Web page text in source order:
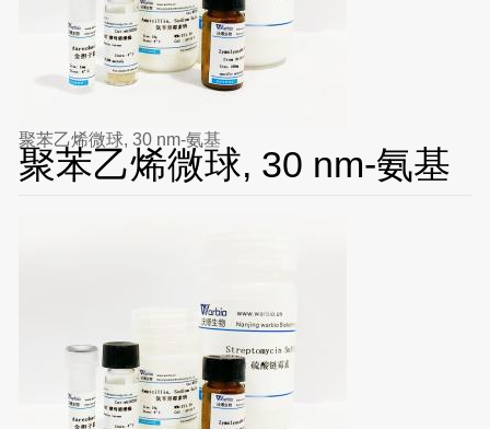
聚苯乙烯微球, 30 nm-氨基
聚苯乙烯微球, 30 nm-氨基